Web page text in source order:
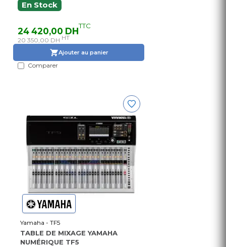
En Stock
24 420,00 DHTTC
20 350,00 DH HT
Ajouter au panier
Comparer
Yamaha - TF5
TABLE DE MIXAGE YAMAHA
NUMÉRIQUE TF5